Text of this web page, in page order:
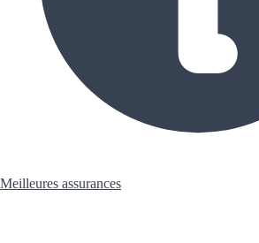
Meilleures assurances